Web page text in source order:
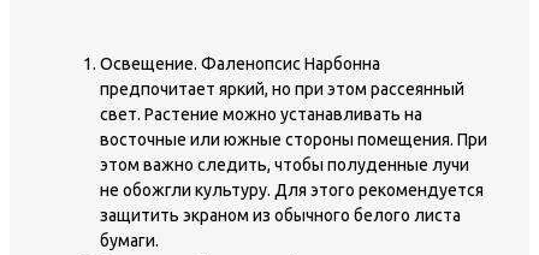
Освещение. Фаленопсис Нарбонна
предпочитает яркий, но при этом рассеянный
свет. Растение можно устанавливать на
восточные или южные стороны помещения. При
этом важно следить, чтобы полуденные лучи
не обожгли культуру. Для этого рекомендуется
защитить экраном из обычного белого листа
бумаги.